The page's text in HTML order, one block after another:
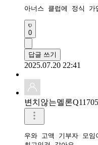
아너스 클럽에 정식
0
답글 쓰기
2025.07.20 22:41
변치않는멜론
우와 고액 기부자 모임